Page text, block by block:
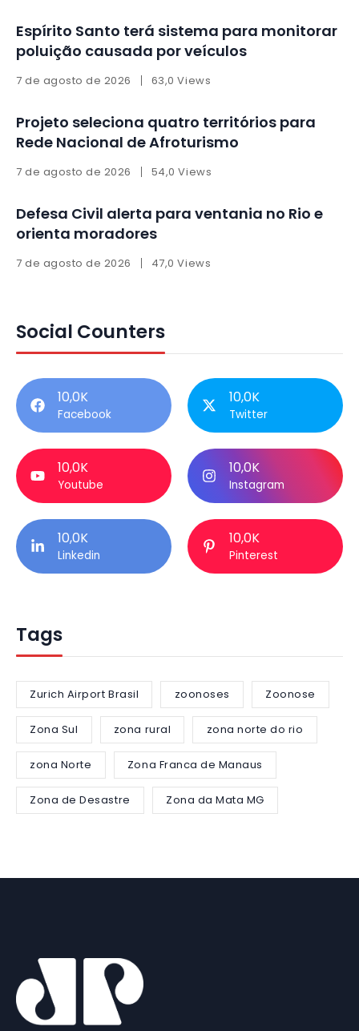
Espírito Santo terá sistema para monitorar
poluição causada por veículos
7 de agosto de 2026 63,0 Views
Projeto seleciona quatro territórios para
Rede Nacional de Afroturismo
7 de agosto de 2026 54,0 Views
Defesa Civil alerta para ventania no Rio e
orienta moradores
7 de agosto de 2026 47,0 Views
Social Counters
10,0K
Facebook
10,0K
Twitter
10,0K
Youtube
10,0K
Instagram
10,0K
Linkedin
10,0K
Pinterest
Tags
Zurich Airport Brasil zoonoses Zoonose
Zona Sul zona rural zona norte do rio
zona Norte Zona Franca de Manaus
Zona de Desastre Zona da Mata MG